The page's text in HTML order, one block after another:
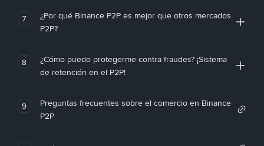
7
¿Por qué Binance P2P es mejor que otros mercados
P2P?
8
¿Cómo puedo protegerme contra fraudes? ¡Sistema
de retención en el P2P!
9
Preguntas frecuentes sobre el comercio en Binance
P2P